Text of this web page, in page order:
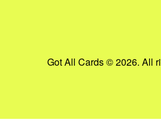
Got All Cards © 2026. All